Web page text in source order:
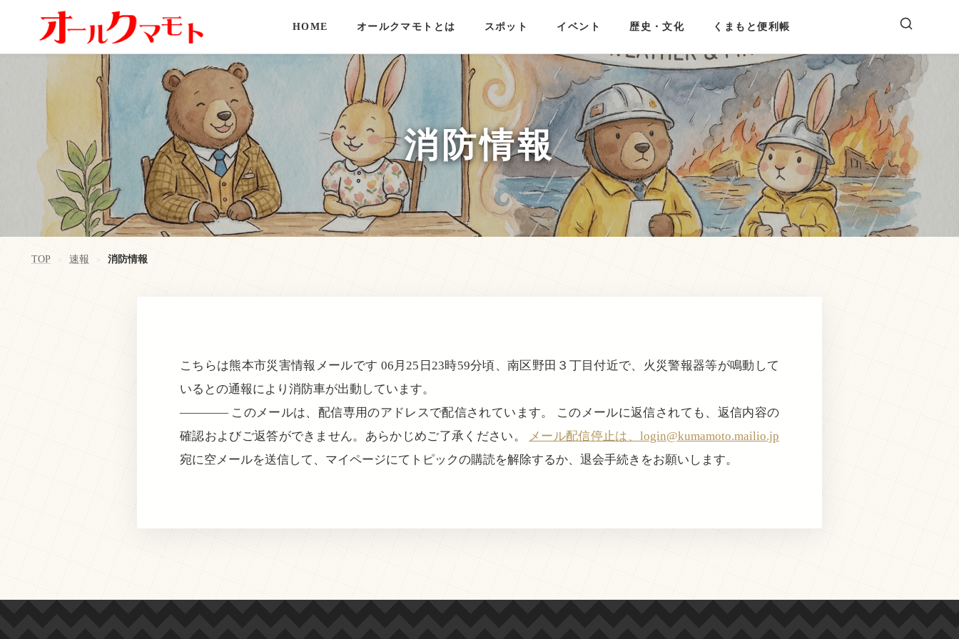
HOME オールクマモトとは スポット イベント 歴史・文化 くまもと便利帳
消防情報
TOP > 速報 > 消防情報
こちらは熊本市災害情報メールです 06月25日23時59分頃、南区野田３丁目付近で、火災警報器等が鳴動して
いるとの通報により消防車が出動しています。
———— このメールは、配信専用のアドレスで配信されています。 このメールに返信されても、返信内容の
確認およびご返答ができません。あらかじめご了承ください。 メール配信停止は、login@kumamoto.mailio.jp
宛に空メールを送信して、マイページにてトピックの購読を解除するか、退会手続きをお願いします。